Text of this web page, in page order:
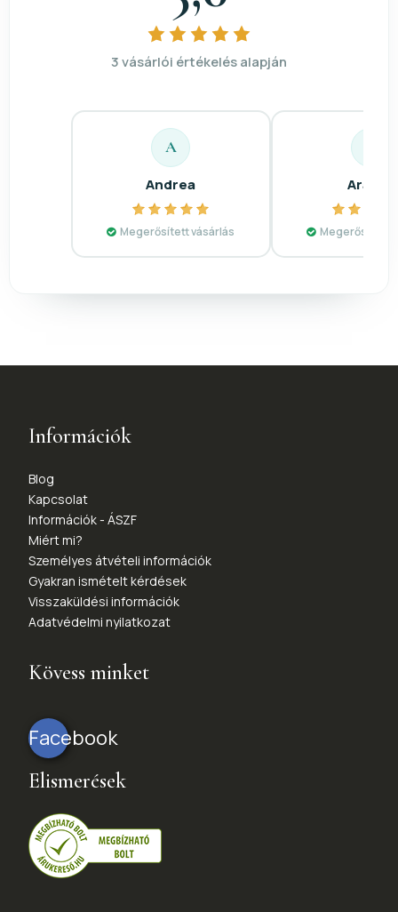
3 vásárlói értékelés alapján
A
Andrea
Megerősített vásárlás
Aranka
Megerősített
Információk
Blog
Kapcsolat
Információk - ÁSZF
Miért mi?
Személyes átvételi információk
Gyakran ismételt kérdések
Visszaküldési információk
Adatvédelmi nyilatkozat
Kövess minket
Facebook
Elismerések